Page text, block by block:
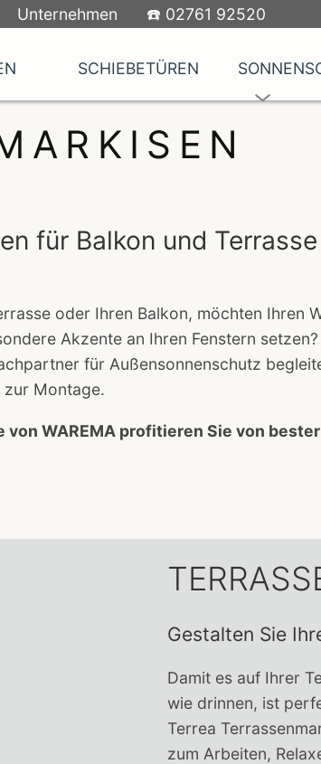
Unternehmen ☎️ 02761 92520
SCHIEBETÜREN
für Balkon und Terrasse
oder Ihren Balkon, möchten Ihren
Akzente an Ihren Fenstern
für Außensonnenschutz
zur Montage.
WAREMA profitieren Sie von
Gestalten Sie
Damit es auf Ihrer
wie drinnen, ist
Terrea
zum Arbeiten,